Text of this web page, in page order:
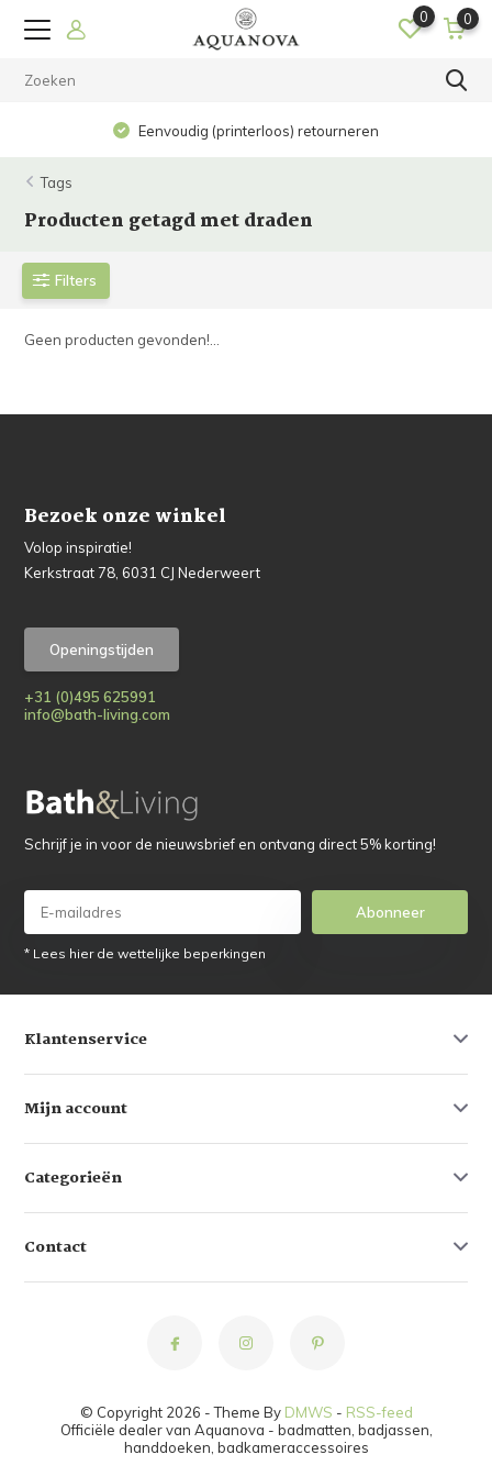
0 0
Eenvoudig (printerloos) retourneren
Tags
Producten getagd met draden
Filters
Geen producten gevonden!...
Bezoek onze winkel
Volop inspiratie!
Kerkstraat 78, 6031 CJ Nederweert
Openingstijden
+31 (0)495 625991
info@bath-living.com
Schrijf je in voor de nieuwsbrief en ontvang direct 5% korting!
Abonneer
* Lees hier de wettelijke beperkingen
Klantenservice
Mijn account
Categorieën
Contact
© Copyright 2026 - Theme By DMWS - RSS-feed
Officiële dealer van Aquanova - badmatten, badjassen,
handdoeken, badkameraccessoires